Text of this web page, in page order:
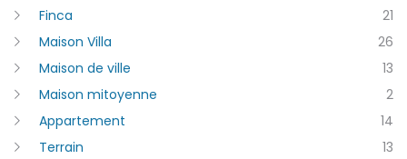
|-Girona
|-Tarragona
Comunidad Foral de Navarra
Finca
21
Maison Villa
26
Maison de ville
13
Maison mitoyenne
2
Appartement
14
Terrain
13